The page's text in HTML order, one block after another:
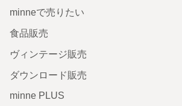
minneで売りたい
食品販売
ヴィンテージ販売
ダウンロード販売
minne PLUS